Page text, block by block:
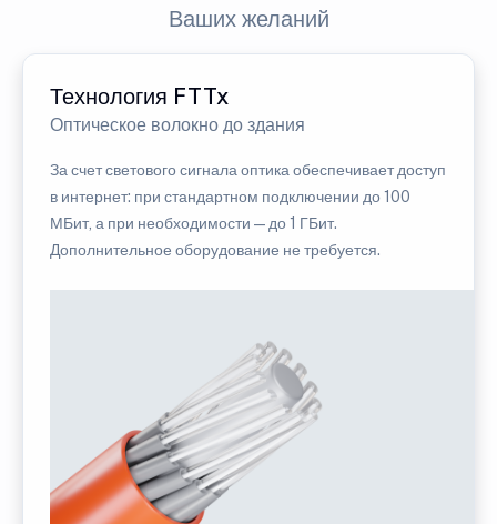
Ваших желаний
Технология FTTx
Оптическое волокно до здания
За счет светового сигнала оптика обеспечивает доступ
в интернет: при стандартном подключении до 100
МБит, а при необходимости — до 1 ГБит.
Дополнительное оборудование не требуется.